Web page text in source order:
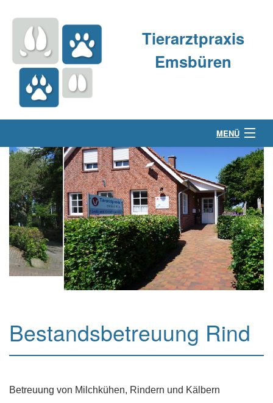
Tierarztpraxis
Emsbüren
MENÜ
Über uns
Kleintierpraxis
Großtierpraxis
Kontakt & Anfahrt
Bestandsbetreuung Rind
Betreuung von Milchkühen, Rindern und Kälbern